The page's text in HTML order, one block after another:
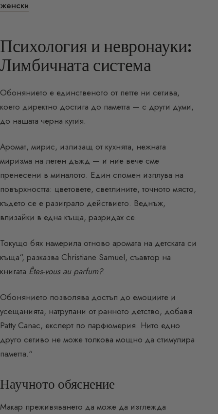
женски.
Психология и невронауки:
Лимбичната система
Обонянието е единственото от петте ни сетива,
което директно достига до паметта — с други думи,
до нашата черна кутия.
Аромат, мирис, излизащ от кухнята, нежната
миризма на летен дъжд — и ние вече сме
пренесени в миналото. Един спомен изплува на
повърхността: цветовете, светлините, точното място,
където се е разиграло действието. Веднъж,
влизайки в една къща, разридах се.
Токущо бях намерила отново аромата на детската си
къща“, разказва Christiane Samuel, съавтор на
книгата Êtes-vous au parfum?.
Обонянието позволява достъп до емоциите и
усещанията, натрупани от ранното детство, добавя
Patty Canac, експерт по парфюмерия. Нито едно
друго сетиво не може толкова мощно да стимулира
паметта.“
Научното обяснение
Макар преживяването да може да изглежда